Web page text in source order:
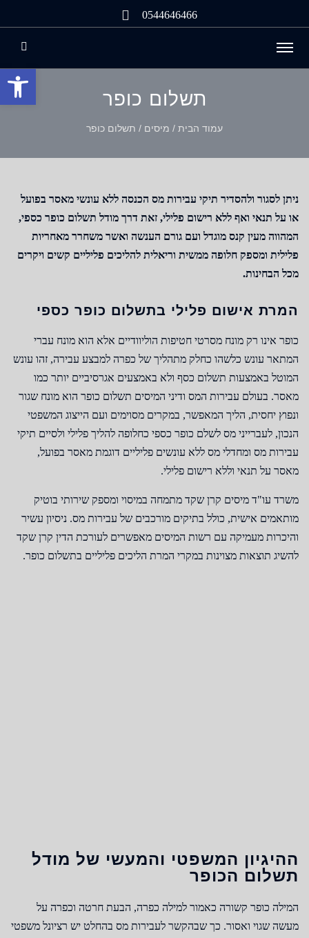
0544646466
תשלום כופר
עמוד הבית / מיסים / תשלום כופר
ניתן לסגור ולהסדיר תיקי עבירות מס הכנסה ללא עונשי מאסר בפועל
או על תנאי ואף ללא רישום פלילי, זאת דרך מודל תשלום כופר כספי,
המהווה מעין קנס מוגדל ועם גורם הענשה ואשר משחרר מאחריות
פלילית ומספק חלופה ממשית וריאלית להליכים פליליים קשים ויקרים
מכל הבחינות.
המרת אישום פלילי בתשלום כופר כספי
כופר אינו רק מונח מסרטי חטיפות הוליוודיים אלא הוא מונח עברי
המתאר עונש כלשהו כחלק מתהליך של כפרה למבצע עבירה, זהו עונש
המוטל באמצעות תשלום כסף ולא באמצעים אגרסיביים יותר כמו
מאסר. בעולם עבירות המס ודיני המיסים תשלום כופר הוא מונח שגור
ונפוץ יחסית, הליך המאפשר, במקרים מסוימים ועם הייצוג המשפטי
הנכון, לעברייני מס לשלם כופר כספי כחלופה להליך פלילי ולסיים תיקי
עבירות מס ומחדלי מס ללא עונשים פליליים דוגמת מאסר בפועל,
מאסר על תנאי וללא רישום פלילי.
משרד עו"ד מיסים קרן שקד מתמחה במיסוי ומספק שירותי בוטיק
מותאמים אישית, כולל בתיקים מורכבים של עבירות מס. ניסיון עשיר
והיכרות מעמיקה עם רשות המיסים מאפשרים לעורכת הדין קרן שקד
להשיג תוצאות מצוינות במקרי המרת הליכים פליליים בתשלום כופר.
ההיגיון המשפטי והמעשי של מודל
תשלום הכופר
המילה כופר קשורה כאמור למילה כפרה, הבעת חרטה וכפרה על
מעשה שגוי ואסור. כך שבהקשר לעבירות מס בהחלט יש רציונל משפטי